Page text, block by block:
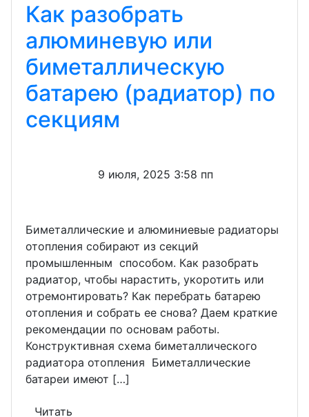
Как разобрать
алюминевую или
биметаллическую
батарею (радиатор) по
секциям
9 июля, 2025 3:58 пп
Биметаллические и алюминиевые радиаторы
отопления собирают из секций
промышленным способом. Как разобрать
радиатор, чтобы нарастить, укоротить или
отремонтировать? Как перебрать батарею
отопления и собрать ее снова? Даем краткие
рекомендации по основам работы.
Конструктивная схема биметаллического
радиатора отопления Биметаллические
батареи имеют […]
Читать